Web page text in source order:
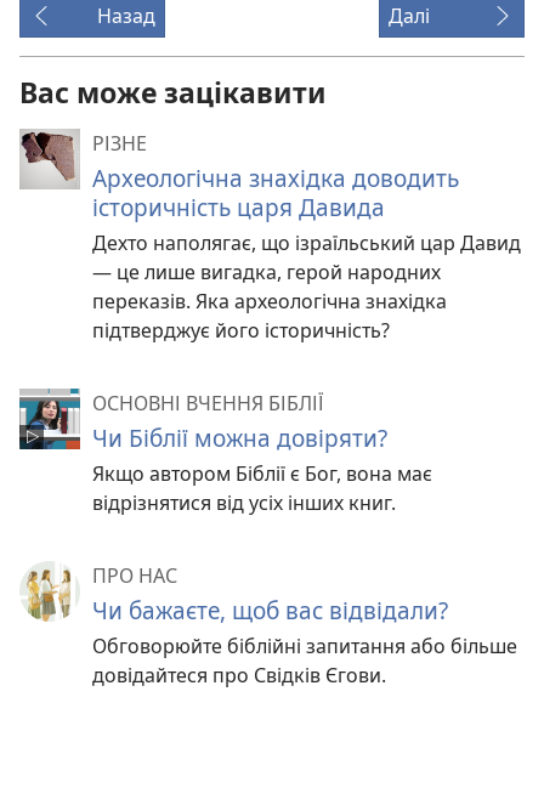
Назад Далі
Вас може зацікавити
РІЗНЕ
Археологічна знахідка доводить
історичність царя Давида
Дехто наполягає, що ізраїльський цар Давид
— це лише вигадка, герой народних
переказів. Яка археологічна знахідка
підтверджує його історичність?
ОСНОВНІ ВЧЕННЯ БІБЛІЇ
Чи Біблії можна довіряти?
Якщо автором Біблії є Бог, вона має
відрізнятися від усіх інших книг.
ПРО НАС
Чи бажаєте, щоб вас відвідали?
Обговорюйте біблійні запитання або більше
довідайтеся про Свідків Єгови.